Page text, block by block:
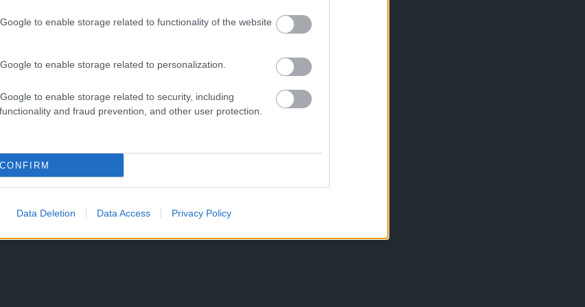
to enable storage related to functionality of the website
to enable storage related to personalization.
to enable storage related to security, including
and fraud prevention, and other user protection.
CONFIRM
Data Deletion Data Access Privacy Policy